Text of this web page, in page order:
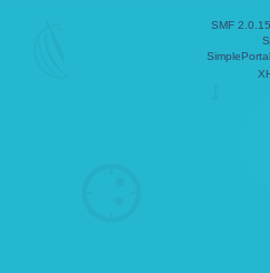
SMF 2.0.15